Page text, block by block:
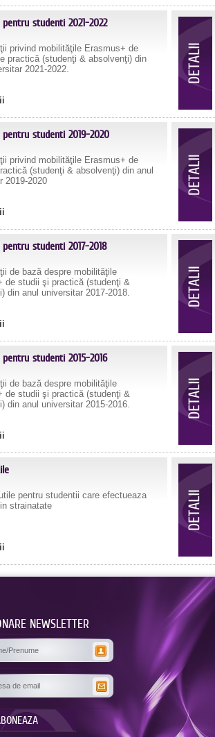
studenti 2021-2022
privind mobilităţile Erasmus+ de
practică (studenţi & absolvenţi) din
2021-2022.
studenti 2019-2020
privind mobilităţile Erasmus+ de
(studenţi & absolvenţi) din anul
2019-2020
studenti 2017-2018
de bază despre mobilităţile
de studii şi practică (studenţi &
din anul universitar 2017-2018.
studenti 2015-2016
de bază despre mobilităţile
de studii şi practică (studenţi &
din anul universitar 2015-2016.
pentru studentii care efectueaza
strainatate
NEWSLETTER